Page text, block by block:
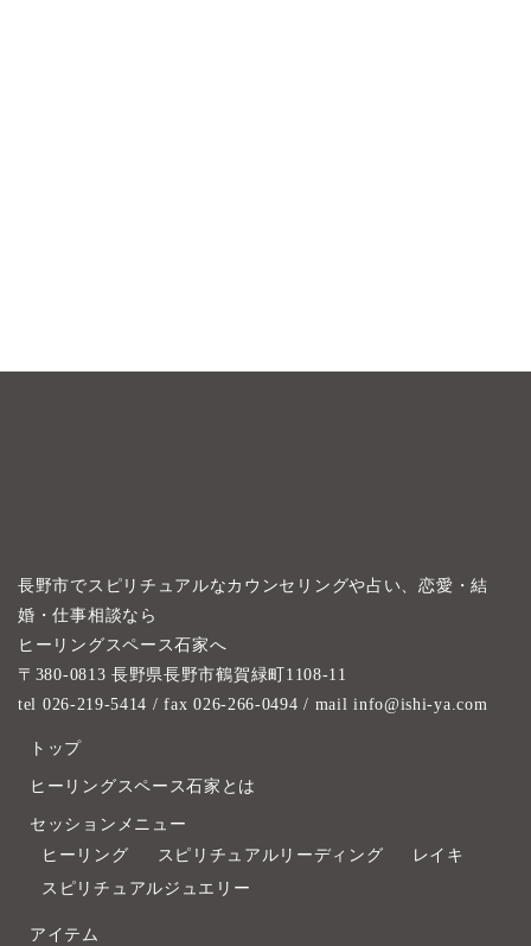
長野市でスピリチュアルなカウンセリングや占い、恋愛・結
婚・仕事相談なら
ヒーリングスペース石家へ
〒380-0813 長野県長野市鶴賀緑町1108-11
tel 026-219-5414 / fax 026-266-0494 / mail info@ishi-ya.com
トップ
ヒーリングスペース石家とは
セッションメニュー
ヒーリング
スピリチュアルリーディング
レイキ
スピリチュアルジュエリー
アイテム